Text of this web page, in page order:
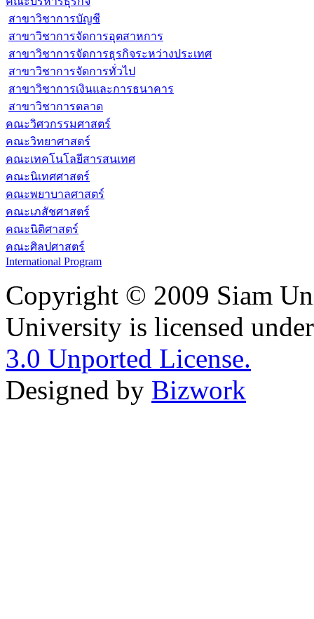
สาขาวิชาการบัญชี
สาขาวิชาการจัดการอุตสาหการ
สาขาวิชาการจัดการธุรกิจระหว่างประเทศ
สาขาวิชาการจัดการทั่วไป
สาขาวิชาการเงินและการธนาคาร
สาขาวิชาการตลาด
คณะวิศวกรรมศาสตร์
คณะวิทยาศาสตร์
คณะเทคโนโลยีสารสนเทศ
คณะนิเทศศาสตร์
คณะพยาบาลศาสตร์
คณะเภสัชศาสตร์
คณะนิติศาสตร์
คณะศิลปศาสตร์
International Program
Copyright © 2009 Siam
University is licensed
3.0 Unported License.
Designed by Bizwork